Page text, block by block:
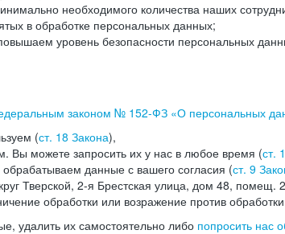
необходимого количества наших
в обработке персональных данных;
уровень безопасности персональных
законом № 152-ФЗ «О персональных
(ст. 18 Закона),
Вы можете запросить их у нас в любое время (ст.
данные с вашего согласия (ст. 9
Тверской, 2-я Брестская улица, дом 48,
обработки или возражение против
удалить их самостоятельно либо попросить нас